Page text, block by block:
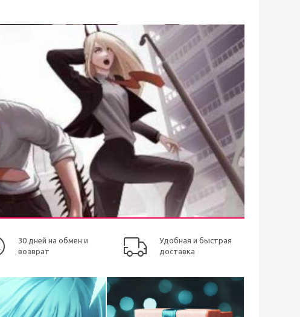
30 дней на обмен и
возврат
Удобная и быстрая
доставка